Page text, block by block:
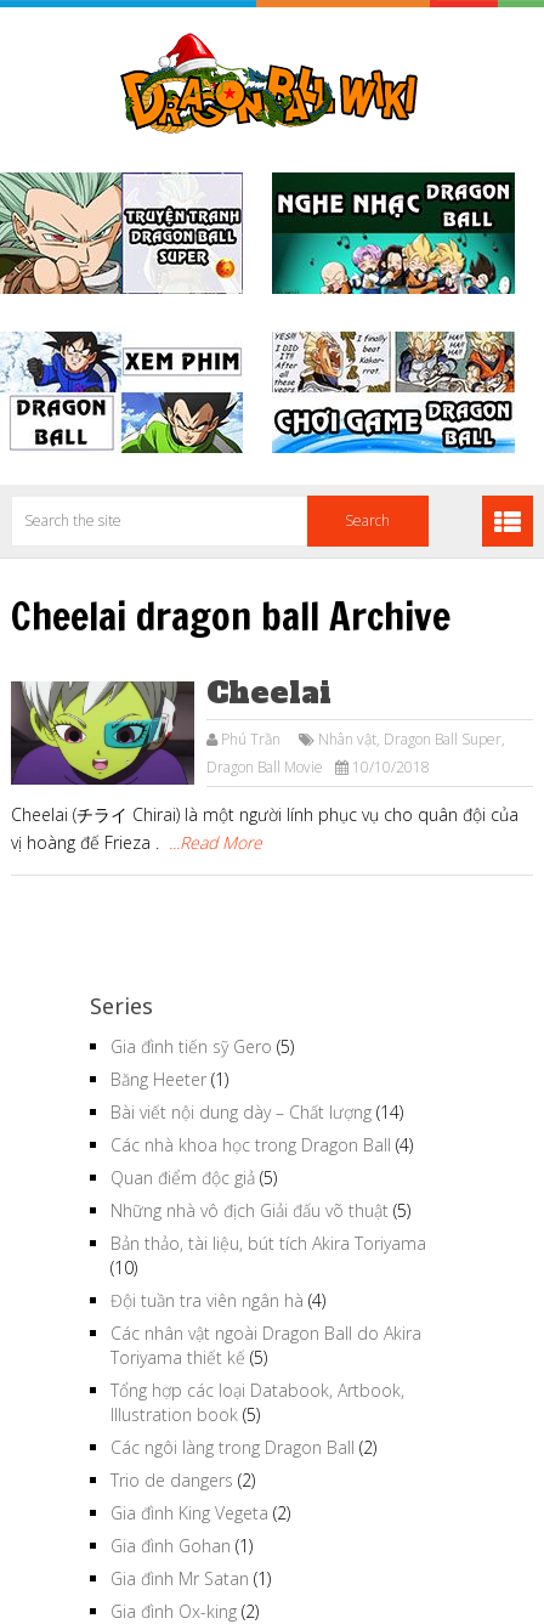
Cheelai dragon ball Archive
Cheelai
Phú Trần Nhân vật, Dragon Ball Super,
Dragon Ball Movie
10/10/2018
Cheelai (チライ Chirai) là một người lính phục vụ cho quân đội của
vị hoàng đế Frieza . ...Read More
Series
Gia đình tiến sỹ Gero (5)
Băng Heeter (1)
Bài viết nội dung dày – Chất lượng (14)
Các nhà khoa học trong Dragon Ball (4)
Quan điểm độc giả (5)
Những nhà vô địch Giải đấu võ thuật (5)
Bản thảo, tài liệu, bút tích Akira Toriyama
(10)
Đội tuần tra viên ngân hà (4)
Các nhân vật ngoài Dragon Ball do Akira
Toriyama thiết kế (5)
Tổng hợp các loại Databook, Artbook,
Illustration book (5)
Các ngôi làng trong Dragon Ball (2)
Trio de dangers (2)
Gia đình King Vegeta (2)
Gia đình Gohan (1)
Gia đình Mr Satan (1)
Gia đình Ox-king (2)